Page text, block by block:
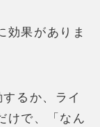
効果がありま
るか、ライ
けで、「なん